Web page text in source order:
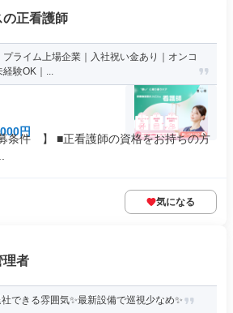
の正看護師
プライム上場企業｜入社祝い金あり｜オンコ
経験OK｜...
円
条件 】 ■正看護師の資格をお持ちの方
気になる
理者
できる雰囲気✨最新設備で巡視少なめ✨